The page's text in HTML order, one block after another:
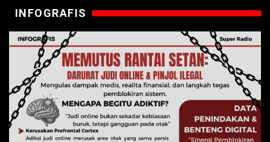
INFOGRAFIS